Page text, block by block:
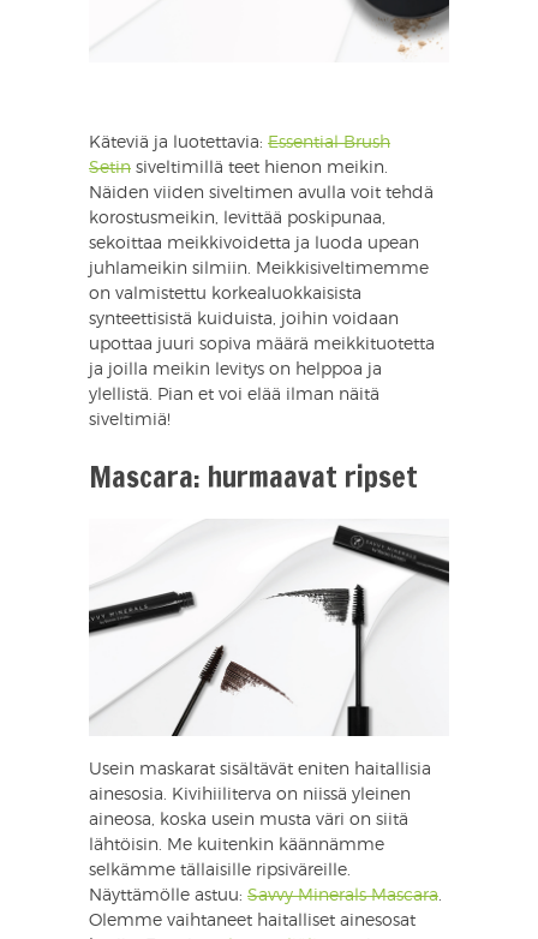
Käteviä ja luotettavia: Essential Brush
Setin siveltimillä teet hienon meikin.
Näiden viiden siveltimen avulla voit tehdä
korostusmeikin, levittää poskipunaa,
sekoittaa meikkivoidetta ja luoda upean
juhlameikin silmiin. Meikkisiveltimemme
on valmistettu korkealuokkaisista
synteettisistä kuiduista, joihin voidaan
upottaa juuri sopiva määrä meikkituotetta
ja joilla meikin levitys on helppoa ja
ylellistä. Pian et voi elää ilman näitä
siveltimiä!
Mascara: hurmaavat ripset
Usein maskarat sisältävät eniten haitallisia
ainesosia. Kivihiiliterva on niissä yleinen
aineosa, koska usein musta väri on siitä
lähtöisin. Me kuitenkin käännämme
selkämme tällaisille ripsiväreille.
Näyttämölle astuu: Savvy Minerals Mascara.
Olemme vaihtaneet haitalliset ainesosat